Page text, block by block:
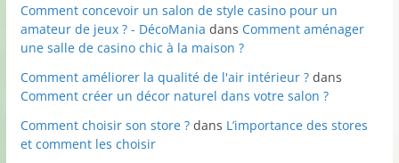
Comment concevoir un salon de style casino pour un
amateur de jeux ? - DécoMania dans Comment aménager
une salle de casino chic à la maison ?
Comment améliorer la qualité de l'air intérieur ?dans
Comment créer un décor naturel dans votre salon ?
Comment choisir son store ?dans L’importance des stores
et comment les choisir